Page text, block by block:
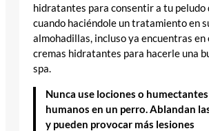
hidratantes para consentir a tu peludo
cuando haciéndole un tratamiento en
almohadillas, incluso ya encuentras en
cremas hidratantes para hacerle una
spa.
Nunca use lociones o
humanos en un perro. Ablandan
y pueden provocar más lesiones